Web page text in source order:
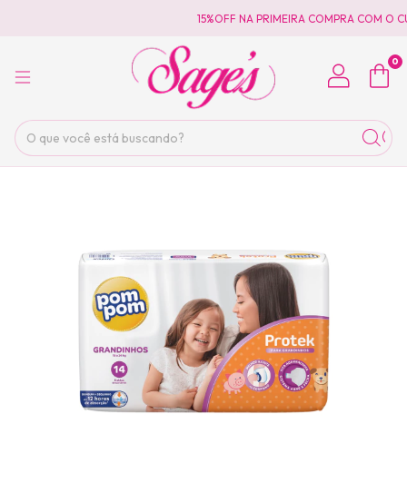
15%OFF NA PRIMEIRA COMPRA COM O
0